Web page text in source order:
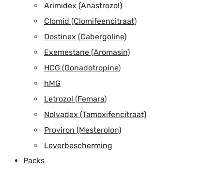
Arimidex (Anastrozol)
Clomid (Clomifeencitraat)
Dostinex (Cabergoline)
Exemestane (Aromasin)
HCG (Gonadotropine)
hMG
Letrozol (Femara)
Nolvadex (Tamoxifencitraat)
Proviron (Mesterolon)
Leverbescherming
Packs